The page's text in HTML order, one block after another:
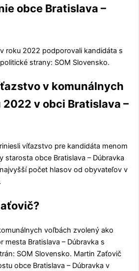
obce Bratislava –
roku 2022 podporovali kandidáta s
politické strany: SOM Slovensko.
v komunálnych
v obci Bratislava –
víťazstvo pre kandidáta menom
starosta obce Bratislava – Dúbravka
počet hlasov od obyvateľov v
voľbách zvolený ako
mesta Bratislava – Dúbravka s
SOM Slovensko. Martin Zaťovič
obce Bratislava – Dúbravka v